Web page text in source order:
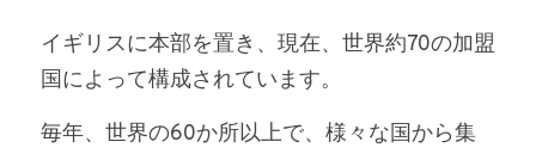
イギリスに本部を置き、現在、世界約70の加盟
国によって構成されています。
毎年、世界の60か所以上で、様々な国から集